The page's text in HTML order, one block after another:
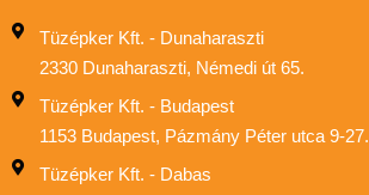
Tüzépker Kft. - Dunaharaszti
2330 Dunaharaszti, Némedi út 65.
Tüzépker Kft. - Budapest
1153 Budapest, Pázmány Péter utca 9-27.
Tüzépker Kft. - Dabas